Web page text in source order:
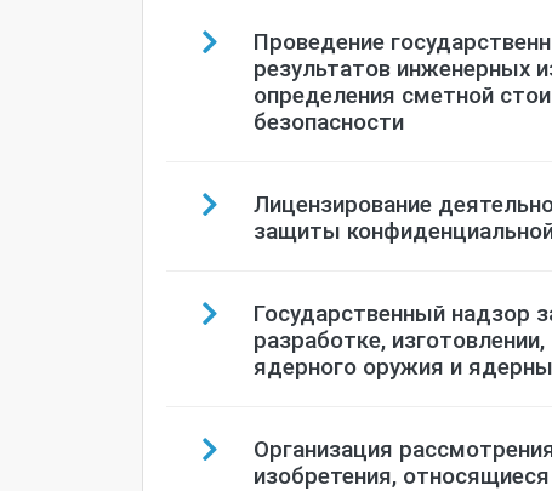
Проведение
результатов инженерных
определения сметной
безопасности
Лицензирование
защиты
Государственный надзор
разработке,
ядерного оружия и
Организация
изобретения,